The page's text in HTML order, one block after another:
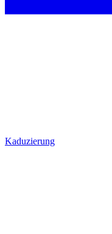
Kaduzierung